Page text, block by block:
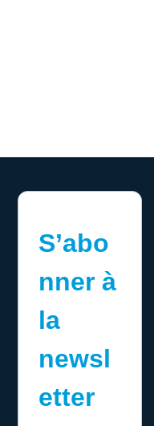
S’abo
nner à
la
newsl
etter